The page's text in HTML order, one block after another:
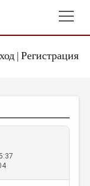
| Регистрация